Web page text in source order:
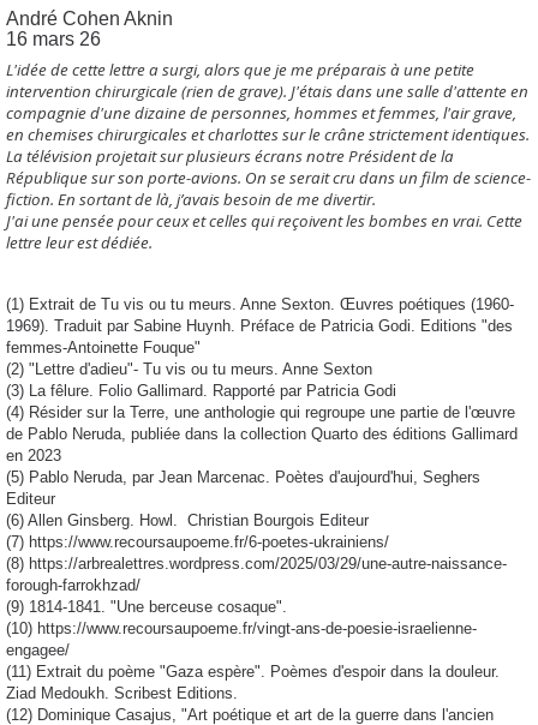
André Cohen Aknin
16 mars 26
L'idée de cette lettre a surgi, alors que je me préparais à une petite
intervention chirurgicale (rien de grave). J'étais dans une salle d'attente en
compagnie d'une dizaine de personnes, hommes et femmes, l'air grave,
en chemises chirurgicales et charlottes sur le crâne strictement identiques.
La télévision projetait sur plusieurs écrans notre Président de la
République sur son porte-avions. On se serait cru dans un film de science-
fiction. En sortant de là, j’avais besoin de me divertir.
J'ai une pensée pour ceux et celles qui reçoivent les bombes en vrai. Cette
lettre leur est dédiée.
(1) Extrait de Tu vis ou tu meurs. Anne Sexton. Œuvres poétiques (1960-
1969). Traduit par Sabine Huynh. Préface de Patricia Godi. Editions "des
femmes-Antoinette Fouque"
(2) "Lettre d'adieu"- Tu vis ou tu meurs. Anne Sexton
(3) La fêlure. Folio Gallimard. Rapporté par Patricia Godi
(4) Résider sur la Terre, une anthologie qui regroupe une partie de l'œuvre
de Pablo Neruda, publiée dans la collection Quarto des éditions Gallimard
en 2023
(5) Pablo Neruda, par Jean Marcenac. Poètes d'aujourd'hui, Seghers
Editeur
(6) Allen Ginsberg. Howl. Christian Bourgois Editeur
(7) https://www.recoursaupoeme.fr/6-poetes-ukrainiens/
(8) https://arbrealettres.wordpress.com/2025/03/29/une-autre-naissance-
forough-farrokhzad/
(9) 1814-1841. "Une berceuse cosaque".
(10) https://www.recoursaupoeme.fr/vingt-ans-de-poesie-israelienne-
engagee/
(11) Extrait du poème "Gaza espère". Poèmes d'espoir dans la douleur.
Ziad Medoukh. Scribest Editions.
(12) Dominique Casajus, "Art poétique et art de la guerre dans l'ancien